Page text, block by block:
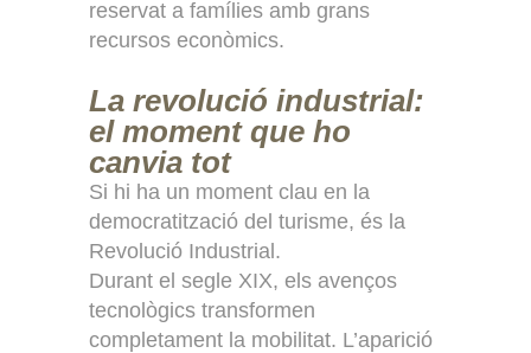
reservat a famílies amb grans
recursos econòmics.
La revolució industrial:
el moment que ho
canvia tot
Si hi ha un moment clau en la
democratització del turisme, és la
Revolució Industrial.
Durant el segle XIX, els avenços
tecnològics transformen
completament la mobilitat. L’aparició